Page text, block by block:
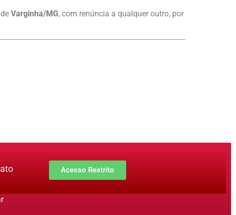
Varginha/MG, com renúncia a qualquer outro, por
Acesso Restrito